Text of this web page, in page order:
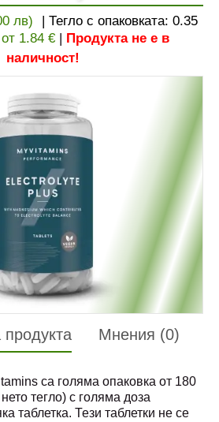
лв) | Тегло с опаковката: 0.35
1.84 € | Продукта не е в
наличност!
Мнения (0)
са голяма опаковка от 180
тегло) с голяма доза
таблетка. Тези таблетки не се